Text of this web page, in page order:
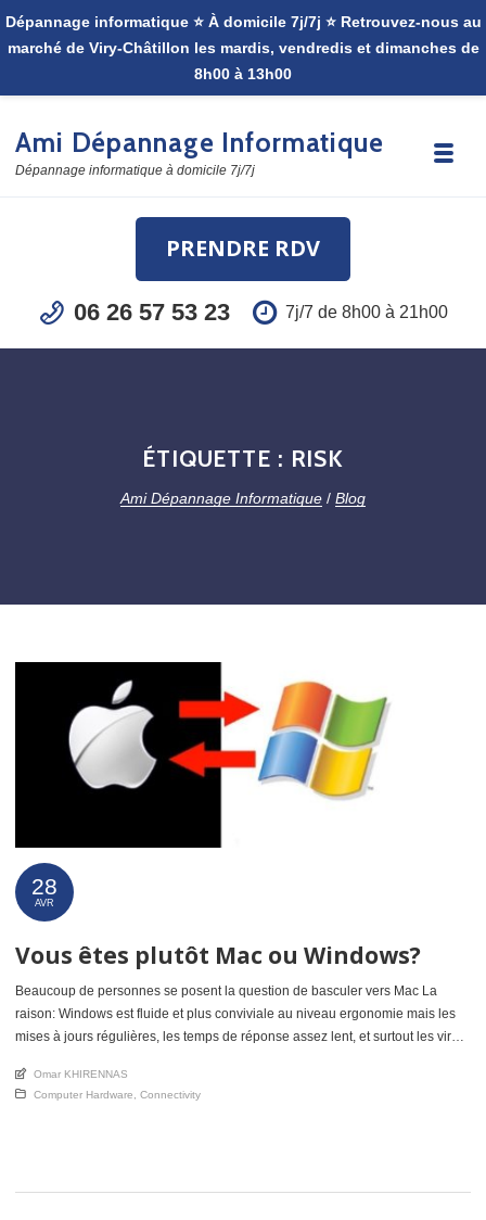
Ami Dépannage Informatique
Dépannage informatique à domicile 7j/7j
PRENDRE RDV
06 26 57 53 23 7j/7 de 8h00 à 21h00
ÉTIQUETTE : RISK
Ami Dépannage Informatique / Blog
28
AVR
Vous êtes plutôt Mac ou Windows?
Beaucoup de personnes se posent la question de basculer vers Mac La
raison: Windows est fluide et plus conviviale au niveau ergonomie mais les
mises à jours régulières, les temps de réponse assez lent, et surtout les virus
utilisateurs qui ont basculé sur Mac […]
An article by
Omar KHIRENNAS
Posted in
Computer Hardware Connectivity